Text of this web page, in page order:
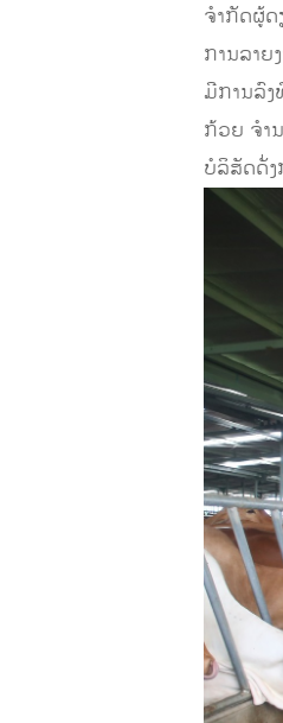
ຈໍາກັດຜູ້ດ
ການລາຍ
ມີການລົງ
ກ້ວຍ ຈຳ
ບໍລິສັດດັ່ງ